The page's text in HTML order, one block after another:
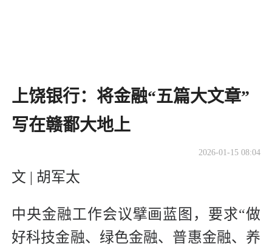
​上饶银行：将金融“五篇大文章”
写在赣鄱大地上
2026-01-15 08:04
文 | 胡军太
中央金融工作会议擘画蓝图，要求“做
好科技金融、绿色金融、普惠金融、养